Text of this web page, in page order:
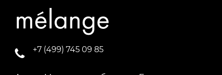
+7 (499) 745 09 85